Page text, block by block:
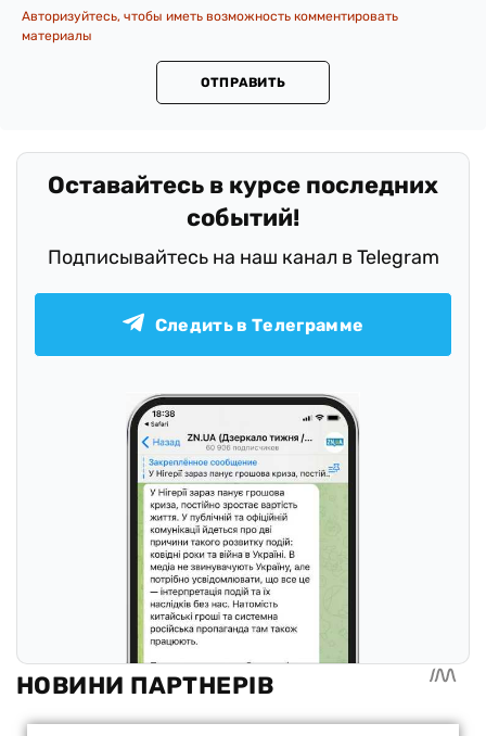
Авторизуйтесь, чтобы иметь возможность комментировать
материалы
ОТПРАВИТЬ
Оставайтесь в курсе последних
событий!
Подписывайтесь на наш канал в Telegram
Следить в Телеграмме